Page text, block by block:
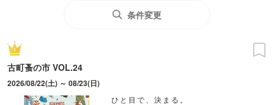
条件変更
古町蚤の市 VOL.24
2026/08/22(土) ～ 08/23(日)
ひと目で、決まる。